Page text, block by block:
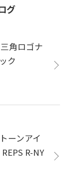
グ
角ロゴナ
ク
ーンアイ
R-NY